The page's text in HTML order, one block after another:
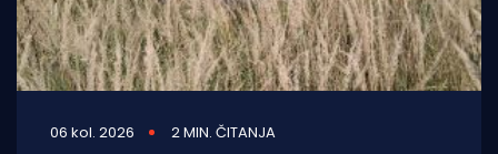
06 kol. 2026 2 MIN. ČITANJA